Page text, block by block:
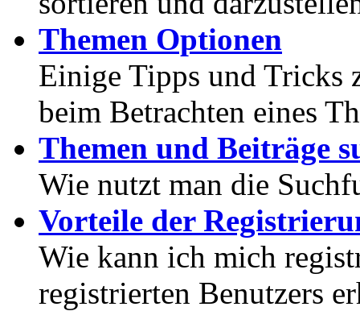
Themen Optionen
Einige Tipps und Tricks
beim Betrachten eines
Themen und Beiträge
Wie nutzt man die
Vorteile der
Wie kann ich mich
registrierten Benutzers